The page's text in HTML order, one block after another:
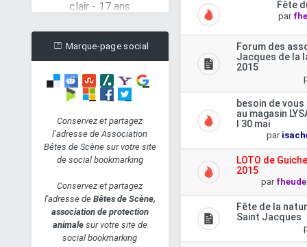
Hier à 23:12 Juh23
Domino, Mâle
européen
(01/01/2016) - FIV+
Hier à 21:36 Jipsou
CHOUPA, Femelle X
Yorkshire (24/05/2002)
Hier à 16:57 isa56
ORKA, Femelle x
(01/06/2018)
Hier à 16:43 unnuk38
KASIMIR - double
poney haflinger - 20
Marque-page social
Conservez et partagez
l’adresse deAssociation
Bêtes de Scènesur votre site
de social bookmarking
Conservez et partagez
l'adresse de Bêtes de Scène,
association de protection
animale sur votre site de
social bookmarking
Fête
par
Forum des
Jacques de la
2015
besoin de
au magasin
l 30 mai
par
LOTO de
2015
par fheude
Fête de la
Saint Jacques